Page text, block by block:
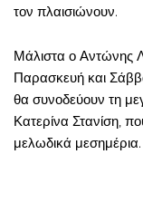
τον πλαισιώνουν.
Μάλιστα ο Αντώνης
Παρασκευή και
θα συνοδεύουν τη
Κατερίνα Στανίση,
μελωδικά μεσημέρια.